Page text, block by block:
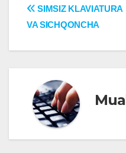
Post
menyusi
SIMSIZ KLAVIATURA
VA SICHQONCHA